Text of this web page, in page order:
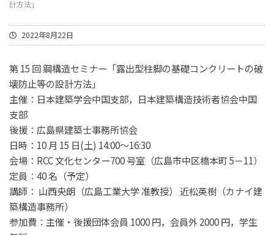
計方法」
2022年8月22日
第 15 回鋼構造セミナー「露出型柱脚の基礎コンクリートの破
壊防止等の設計方法」
主催：日本建築学会中国支部，日本建築構造技術者協会中国
支部
後援：広島県建築士事務所協会
日時： 10 月 15 日(土) 14:00～16:30
会場： RCC文化センター700号室（広島市中区橋本町5－11）
定員： 40名（予定）
講師： 山西央朗（広島工業大学准教授） 近松英樹（カナイ建
築構造事務所）
参加費：主催・後援団体会員 1000円，会員外2000円，学生